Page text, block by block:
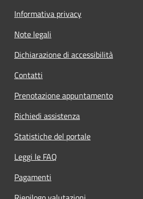
Informativa privacy
Note legali
Dichiarazione di accessibilità
Contatti
Prenotazione appuntamento
Richiedi assistenza
Statistiche del portale
Leggi le FAQ
Pagamenti